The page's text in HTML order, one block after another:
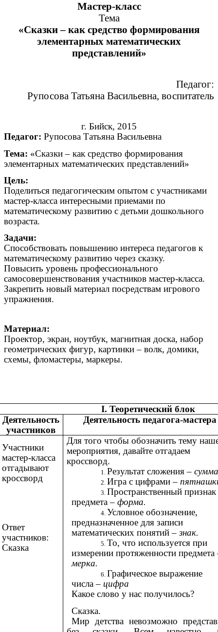
Мастер-класс
Тема
«Сказки – как средство формирования
элементарных математических
представлений»
Педагог:
Рупосова Татьяна Васильевна, воспитатель
г. Бийск, 2015
Педагог: Рупосова Татьяна Васильевна
Тема: «Сказки – как средство формирования
элементарных математических представлений»
Цель:
Поделиться педагогическим опытом с участниками
мастер-класса интересными приемами по
математическому развитию с детьми дошкольного
возраста.
Задачи:
Способствовать повышению интереса педагогов к
математическому развитию через сказку.
Повысить уровень профессионального
самосовершенствования участников мастер-класса.
Закрепить новый материал посредствам игрового
упражнения.
Материал:
Проектор, экран, ноутбук, магнитная доска, набор
геометрических фигур, картинки – волк, домики,
схемы, фломастеры, маркеры.
I. Теоретический блок
Деятельность
участников
Деятельность педагога-мастера
Участники
мастер-класса
отгадывают
кроссворд
Ответ
участников:
Сказка
Для того чтобы обозначить тему
мероприятия, давайте отгадаем
кроссворд.
Результат сложения –
Игра с цифрами–
Пространственный признак
предмета– форма.
Условное обозначение,
предназначенное для записи
математических понятий –знак.
То, что используется при
измерении протяженности предмета
мерка.
Графическое выражение
числа– цифра
Какое слово у нас получилось?
Сказка.
Мир детства невозможно